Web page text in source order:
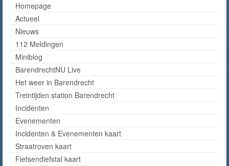
Homepage
Actueel
Nieuws
112 Meldingen
Miniblog
BarendrechtNU Live
Het weer in Barendrecht
Treintijden station Barendrecht
Incidenten
Evenementen
Incidenten & Evenementen kaart
Straatroven kaart
Fietsendiefstal kaart